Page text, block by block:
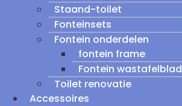
Staand-toilet
Fonteinsets
Fontein onderdelen
fontein frame
Fontein wastafelblad
Toilet renovatie
Accessoires